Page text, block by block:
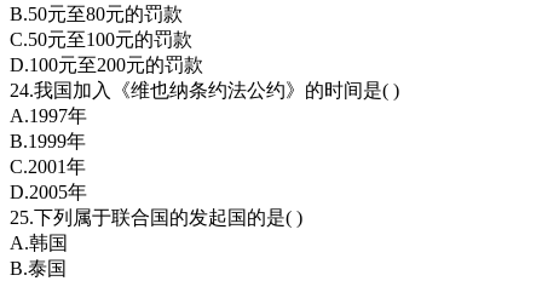
B.50元至80元的罚款
C.50元至100元的罚款
D.100元至200元的罚款
24.我国加入《维也纳条约法公约》的时间是( )
A.1997年
B.1999年
C.2001年
D.2005年
25.下列属于联合国的发起国的是( )
A.韩国
B.泰国